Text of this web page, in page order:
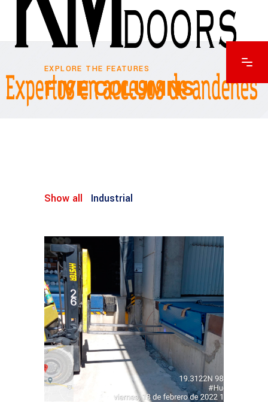
EXPLORE THE FEATURES
FIVE COLUMNS
Show all Industrial
INDUSTRIAL INDUSTRIAL
Anden 4